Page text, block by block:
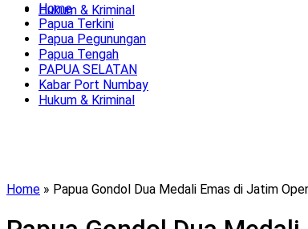
Hukum & Kriminal
Home
Papua Terkini
Papua Pegunungan
Papua Tengah
PAPUA SELATAN
Kabar Port Numbay
Hukum & Kriminal
Home » Papua Gondol Dua Medali Emas di Jatim